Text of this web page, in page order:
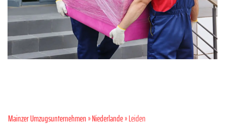
Mainzer Umzugsunternehmen»Niederlande» Leiden